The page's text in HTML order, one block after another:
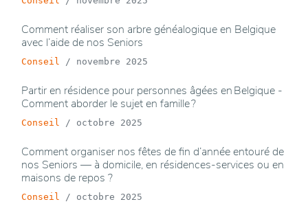
Comment réaliser son arbre généalogique en Belgique
avec l’aide de nos Seniors
Conseil / novembre 2025
Partir en résidence pour personnes âgées en Belgique -
Comment aborder le sujet en famille ?
Conseil / octobre 2025
Comment organiser nos fêtes de fin d’année entouré de
nos Seniors — à domicile, en résidences-services ou en
maisons de repos ?
Conseil / octobre 2025